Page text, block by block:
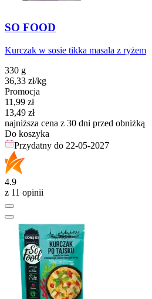
SO FOOD
Kurczak w sosie tikka masala z ryżem
330 g
36,33 zł/kg
Promocja
Cena promocyjna
11,99 zł
13,49 zł
najniższa cena z 30 dni przed obniżką
Do koszyka
Przydatny do 22-05-2027
4.9
z 11 opinii